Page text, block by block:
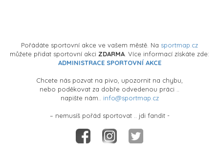
Pořádáte sportovní akce ve vašem městě. Na sportmap.cz
můžete přidat sportovní akci ZDARMA . Více informací získáte zde:
ADMINISTRACE SPORTOVNÍ AKCE
Chcete nás pozvat na pivo, upozornit na chybu,
nebo poděkovat za dobře odvedenou práci ..
napište nám.. info@sportmap.cz
– nemusíš pořád sportovat .. jdi fandit -